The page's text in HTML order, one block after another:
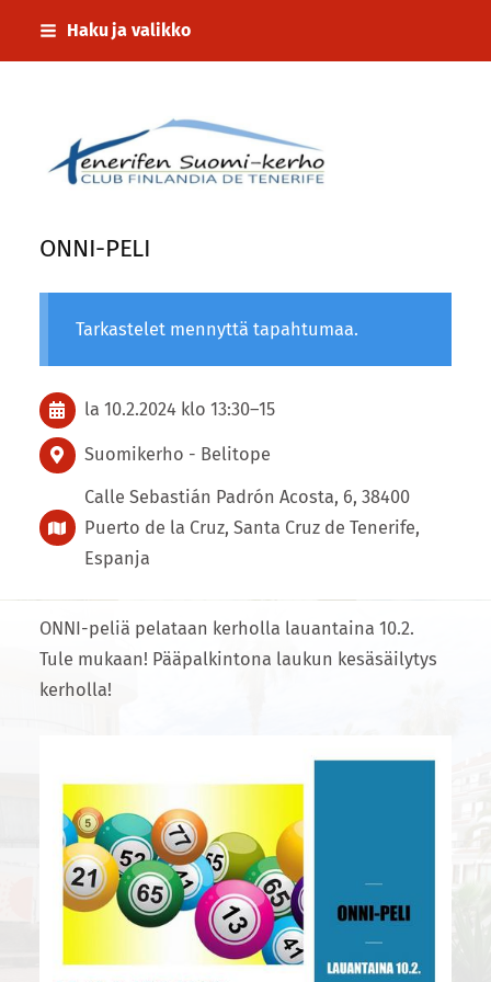
Siirry
sivun
Haku ja valikko
Tenerifen Suomi-kerho
ONNI-PELI
Tarkastelet mennyttä tapahtumaa.
la 10.2.2024 klo 13:30–15
Suomikerho - Belitope
Calle Sebastián Padrón Acosta, 6, 38400
Puerto de la Cruz, Santa Cruz de Tenerife,
Espanja
ONNI-peliä pelataan kerholla lauantaina 10.2.
Tule mukaan! Pääpalkintona laukun kesäsäilytys
kerholla!